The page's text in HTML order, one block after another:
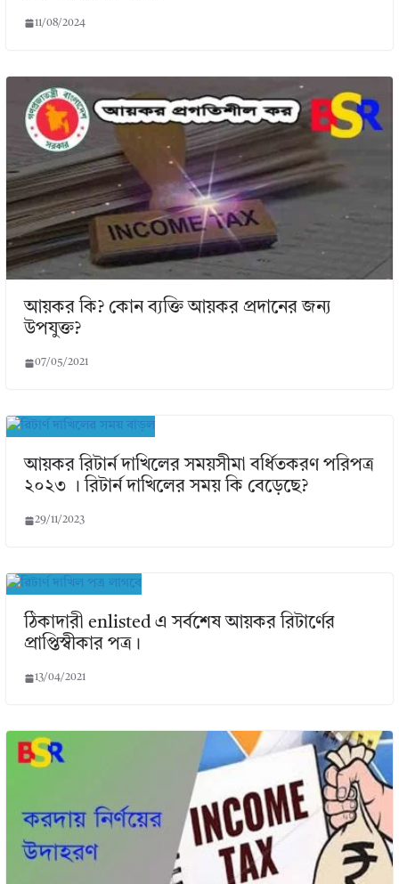
11/08/2024
আয়কর কি? কোন ব্যক্তি আয়কর প্রদানের জন্য
উপযুক্ত?
07/05/2021
আয়কর রিটার্ন দাখিলের সময়সীমা বর্ধিতকরণ পরিপত্র
২০২৩ । রিটার্ন দাখিলের সময় কি বেড়েছে?
29/11/2023
ঠিকাদারী enlisted এ সর্বশেষ আয়কর রিটার্ণের
প্রাপ্তিস্বীকার পত্র।
13/04/2021